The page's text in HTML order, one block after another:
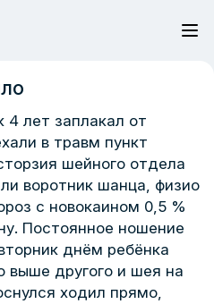
4 лет заплакал от
в травм пункт
шейного отдела
воротник шанца, физио
с новокаином 0,5 %
Постоянное ношение
днём ребёнка
выше другого и шея на
ходил прямо,